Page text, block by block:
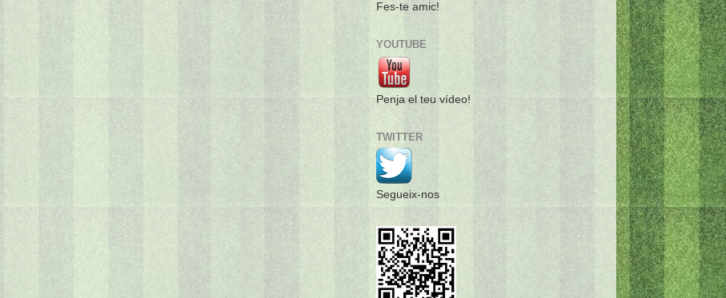
Fes-te amic!
YOUTUBE
Penja el teu vídeo!
TWITTER
Segueix-nos